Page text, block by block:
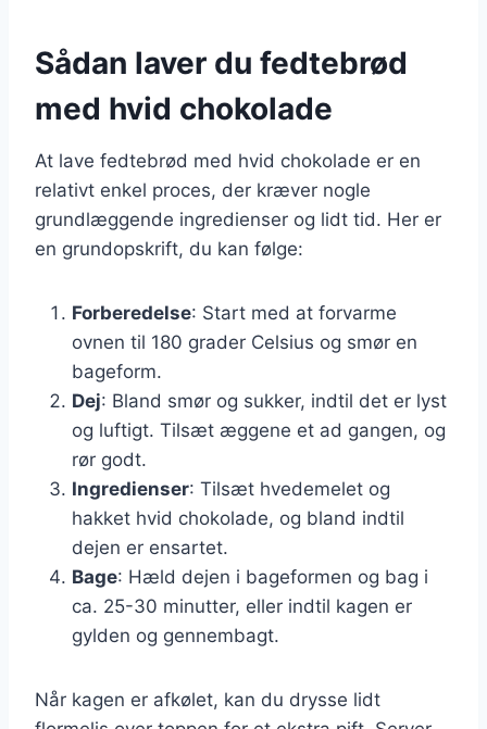
Sådan laver du fedtebrød
med hvid chokolade
At lave fedtebrød med hvid chokolade er en
relativt enkel proces, der kræver nogle
grundlæggende ingredienser og lidt tid. Her er
en grundopskrift, du kan følge:
Forberedelse: Start med at forvarme
ovnen til 180 grader Celsius og smør en
bageform.
Dej: Bland smør og sukker, indtil det er lyst
og luftigt. Tilsæt æggene et ad gangen, og
rør godt.
Ingredienser: Tilsæt hvedemelet og
hakket hvid chokolade, og bland indtil
dejen er ensartet.
Bage: Hæld dejen i bageformen og bag i
ca. 25-30 minutter, eller indtil kagen er
gylden og gennembagt.
Når kagen er afkølet, kan du drysse lidt